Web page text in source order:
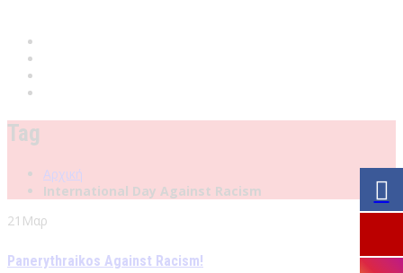
Tag
Αρχική
International Day Against Racism
21 Μαρ
Panerythraikos Against Racism!